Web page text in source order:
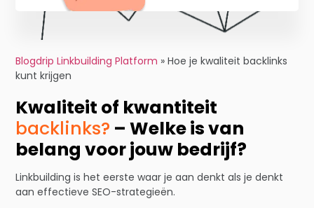
Blogdrip Linkbuilding Platform »Hoe je kwaliteit backlinks
kunt krijgen
Kwaliteit of kwantiteit
backlinks? – Welke is van
belang voor jouw bedrijf?
Linkbuilding is het eerste waar je aan denkt als je denkt
aan effectieve SEO-strategieën.